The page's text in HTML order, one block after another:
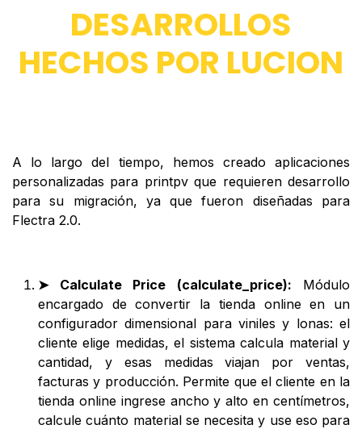
DESARROLLOS
HECHOS POR LUCION
A lo largo del tiempo, hemos creado aplicaciones
personalizadas para printpv que requieren desarrollo
para su migración, ya que fueron diseñadas para
Flectra 2.0.
➤ Calculate Price (calculate_price): Módulo
encargado de convertir la tienda online en un
configurador dimensional para viniles y lonas: el
cliente elige medidas, el sistema calcula material y
cantidad, y esas medidas viajan por ventas,
facturas y producción. Permite que el cliente en la
tienda online ingrese ancho y alto en centímetros,
calcule cuánto material se necesita y use eso para